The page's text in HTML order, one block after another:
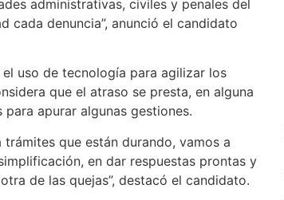
administrativas, civiles y penales del
cada denuncia”, anunció el candidato
uso de tecnología para agilizar los
que el atraso se presta, en alguna
apurar algunas gestiones.
trámites que están durando, vamos a
en dar respuestas prontas y
de las quejas”, destacó el candidato.